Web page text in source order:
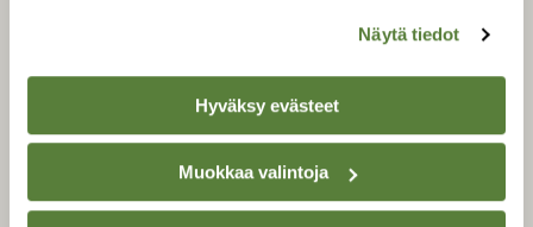
Näytä tiedot
Hyväksy evästeet
Muokkaa valintoja
SUOJELU­LIITTO
Suomen Luonto -lehden
kustantaja on